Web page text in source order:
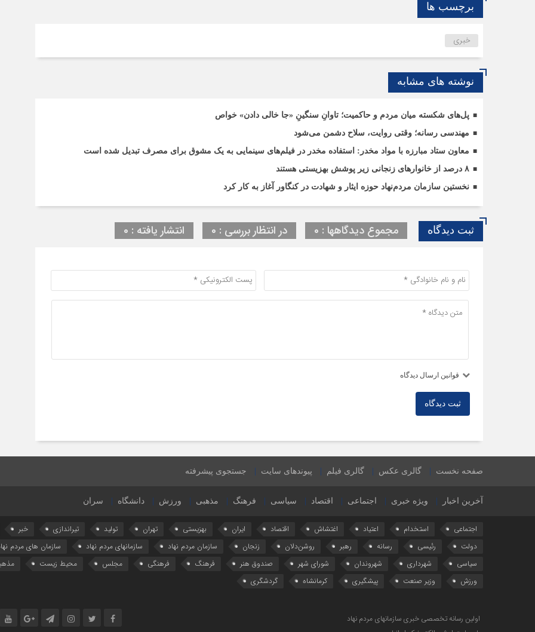
برچسب ها
خبری
نوشته های مشابه
پل‌های شکسته میان مردم و حاکمیت؛ تاوانِ سنگینِ «جا خالی دادن» خواص
مهندسی رسانه؛ وقتی روایت، سلاح دشمن می‌شود
معاون ستاد مبارزه با مواد مخدر: استفاده مخدر در فیلم‌های سینمایی به یک مشوق برای مصرف تبدیل شده است
۸ درصد از خانوارهای زنجانی زیر پوشش بهزیستی هستند
نخستین سازمان مردم‌نهاد حوزه ایثار و شهادت در کنگاور آغاز به کار کرد
ثبت دیدگاه مجموع دیدگاهها : 0 در انتظار بررسی : 0 انتشار یافته : 0
قوانین ارسال دیدگاه
ثبت دیدگاه
صفحه نخست گالری عکس گالری فیلم پیوندهای سایت جستجوی پیشرفته
آخرین اخبار ویژه خبری اجتماعی اقتصاد سیاسی فرهنگ مذهبی ورزش دانشگاه سران
اجتماعی استخدام اعتیاد اغتشاش اقتصاد ایران بهزیستی تهران تولید تیراندازی خبر
دولت
رئیسی رسانه رهبر روشن‌دلان زنجان سازمان مردم نهاد سازمانهای مردم نهاد سازمان های مردم
سیاسی
شهرداری شهروندان شورای شهر صندوق هنر فرهنگ فرهنگی مجلس محیط زیست
ورزش
وزیر صنعت پیشگیری کرمانشاه گردشگری
اولین رسانه تخصصی خبری سازمانهای مردم نهاد